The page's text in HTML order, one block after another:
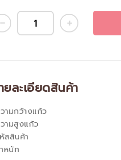
ยละเอียดสินค้า
สมบัติ
ามกว้างแก้ว
ามสูงแก้ว
สสินค้า
หนัก